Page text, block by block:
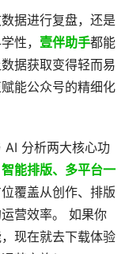
据进行复盘，还是
性， 壹伴助手都能
据获取变得轻而易
能公众号的精细化
AI 分析两大核心功
能排版、多平台一
覆盖从创作、排版
营效率。 如果你
现在就去下载体验